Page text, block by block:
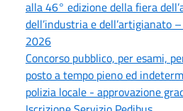
alla 46° edizione della fiera
dell’industria e dell’artigianato
2026
Concorso pubblico, per esami,
posto a tempo pieno ed
polizia locale - approvazione